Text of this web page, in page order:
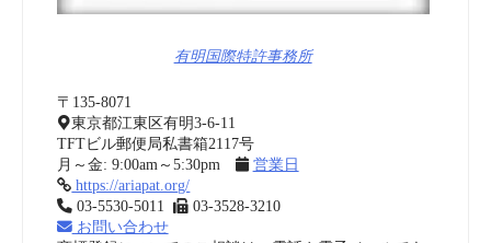
有明国際特許事務所
〒135-8071
東京都江東区有明3-6-11
TFTビル郵便局私書箱2117号
月～金: 9:00am～5:30pm
営業日
https://ariapat.org/
03-5530-5011
03-3528-3210
お問い合わせ